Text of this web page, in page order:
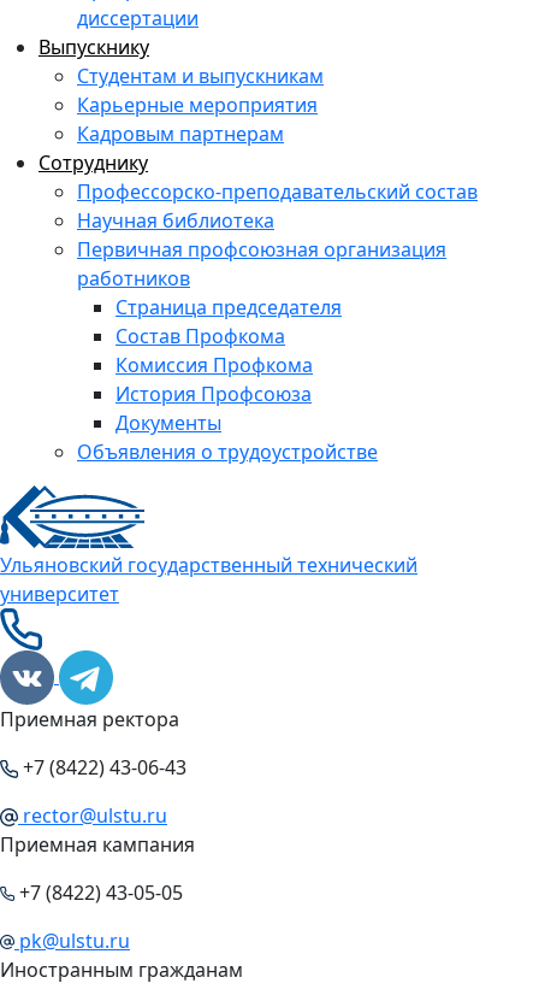
диссертации
Выпускнику
Студентам и выпускникам
Карьерные мероприятия
Кадровым партнерам
Сотруднику
Профессорско-преподавательский состав
Научная библиотека
Первичная профсоюзная организация
работников
Страница председателя
Состав Профкома
Комиссия Профкома
История Профсоюза
Документы
Объявления о трудоустройстве
Ульяновский государственный технический
университет
Приемная ректора
+7 (8422) 43-06-43
rector@ulstu.ru
Приемная кампания
+7 (8422) 43-05-05
pk@ulstu.ru
Иностранным гражданам